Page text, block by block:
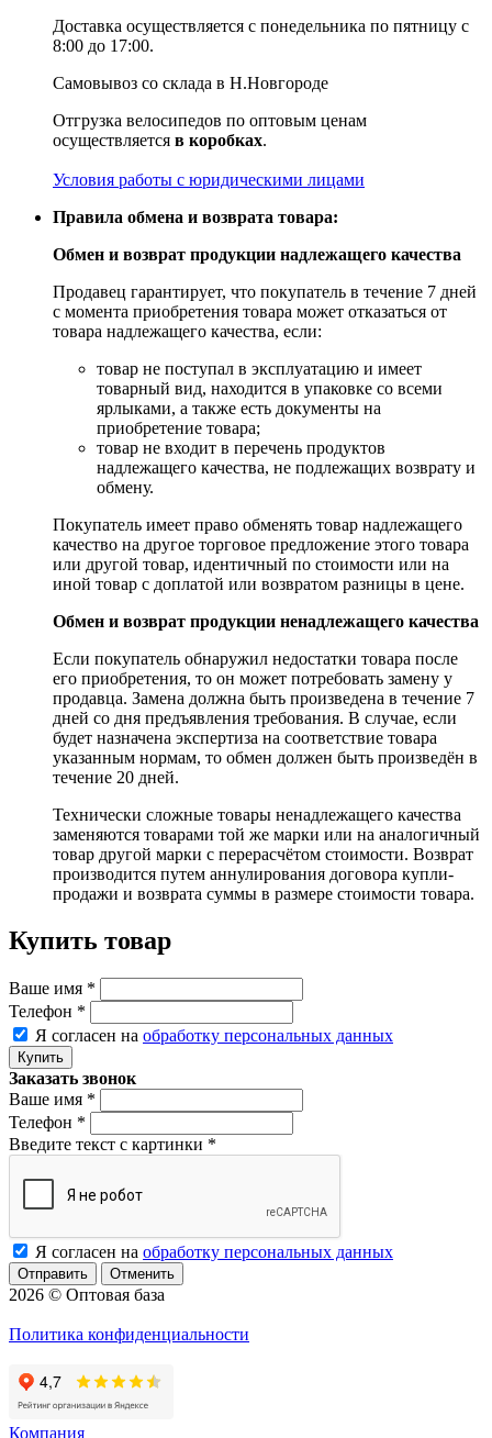
Доставка осуществляется с понедельника по пятницу с
8:00 до 17:00.
Самовывоз со склада в Н.Новгороде
Отгрузка велосипедов по оптовым ценам
осуществляется в коробках.
Условия работы с юридическими лицами
Правила обмена и возврата товара:
Обмен и возврат продукции надлежащего качества
Продавец гарантирует, что покупатель в течение 7 дней
с момента приобретения товара может отказаться от
товара надлежащего качества, если:
товар не поступал в эксплуатацию и имеет
товарный вид, находится в упаковке со всеми
ярлыками, а также есть документы на
приобретение товара;
товар не входит в перечень продуктов
надлежащего качества, не подлежащих возврату и
обмену.
Покупатель имеет право обменять товар надлежащего
качество на другое торговое предложение этого товара
или другой товар, идентичный по стоимости или на
иной товар с доплатой или возвратом разницы в цене.
Обмен и возврат продукции ненадлежащего качества
Если покупатель обнаружил недостатки товара после
его приобретения, то он может потребовать замену у
продавца. Замена должна быть произведена в течение 7
дней со дня предъявления требования. В случае, если
будет назначена экспертиза на соответствие товара
указанным нормам, то обмен должен быть произведён в
течение 20 дней.
Технически сложные товары ненадлежащего качества
заменяются товарами той же марки или на аналогичный
товар другой марки с перерасчётом стоимости. Возврат
производится путем аннулирования договора купли-
продажи и возврата суммы в размере стоимости товара.
Купить товар
Ваше имя *
Телефон *
Я согласен на обработку персональных данных
Заказать звонок
Ваше имя *
Телефон *
Введите текст с картинки *
Я согласен на обработку персональных данных
Отменить
2026 © Оптовая база
Политика конфиденциальности
Компания